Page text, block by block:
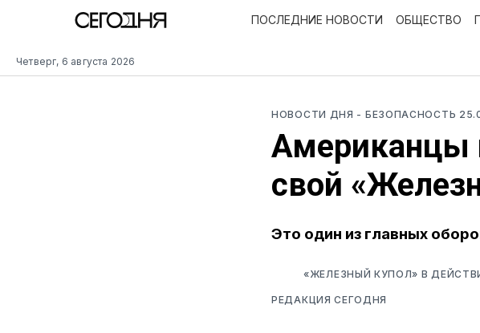
Четверг, 6 августа 2026
ПОСЛЕДНИЕ НОВОСТИ ОБЩЕСТВО
НОВОСТИ ДНЯ - БЕЗОПАСНОСТЬ
Американцы
свой
Это один из главных
«ЖЕЛЕЗНЫЙ КУПОЛ» В
РЕДАКЦИЯ СЕГОДНЯ